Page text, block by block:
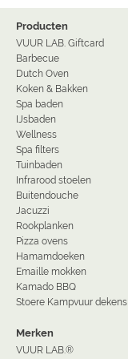
Producten
VUUR LAB. Giftcard
Barbecue
Dutch Oven
Koken & Bakken
Spa baden
IJsbaden
Wellness
Spa filters
Tuinbaden
Infrarood stoelen
Buitendouche
Jacuzzi
Rookplanken
Pizza ovens
Hamamdoeken
Emaille mokken
Kamado BBQ
Stoere Kampvuur dekens
Merken
VUUR LAB.®